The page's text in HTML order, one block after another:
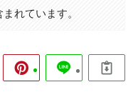
れています。